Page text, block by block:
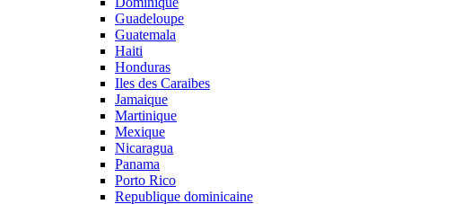
Guadeloupe
Guatemala
Haiti
Honduras
Iles des Caraibes
Jamaique
Martinique
Mexique
Nicaragua
Panama
Porto Rico
Republique dominicaine